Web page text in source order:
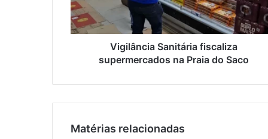
e
ç
o
m
l
n
c
i
n
r
Vigilância Sanitária fiscaliza
supermercados na Praia do Saco
Matérias relacionadas